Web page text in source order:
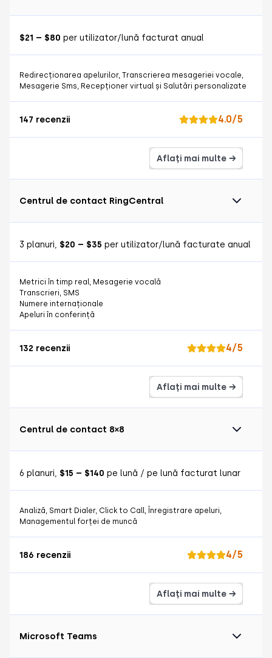
$21 – $80 per utilizator/lună facturat anual
Redirecționarea apelurilor, Transcrierea mesageriei vocale,
Mesagerie Sms, Recepționer virtual și Salutări personalizate
4.0/5
147 recenzii
Aflați mai multe →
Centrul de contact RingCentral
3 planuri, $20 – $35 per utilizator/lună facturate anual
Metrici în timp real, Mesagerie vocală
Transcrieri, SMS
Numere internaționale
Apeluri în conferință
4/5
132 recenzii
Aflați mai multe →
Centrul de contact 8×8
6 planuri, $15 – $140 pe lună / pe lună facturat lunar
Analiză, Smart Dialer, Click to Call, Înregistrare apeluri,
Managementul forței de muncă
4/5
186 recenzii
Aflați mai multe →
Microsoft Teams